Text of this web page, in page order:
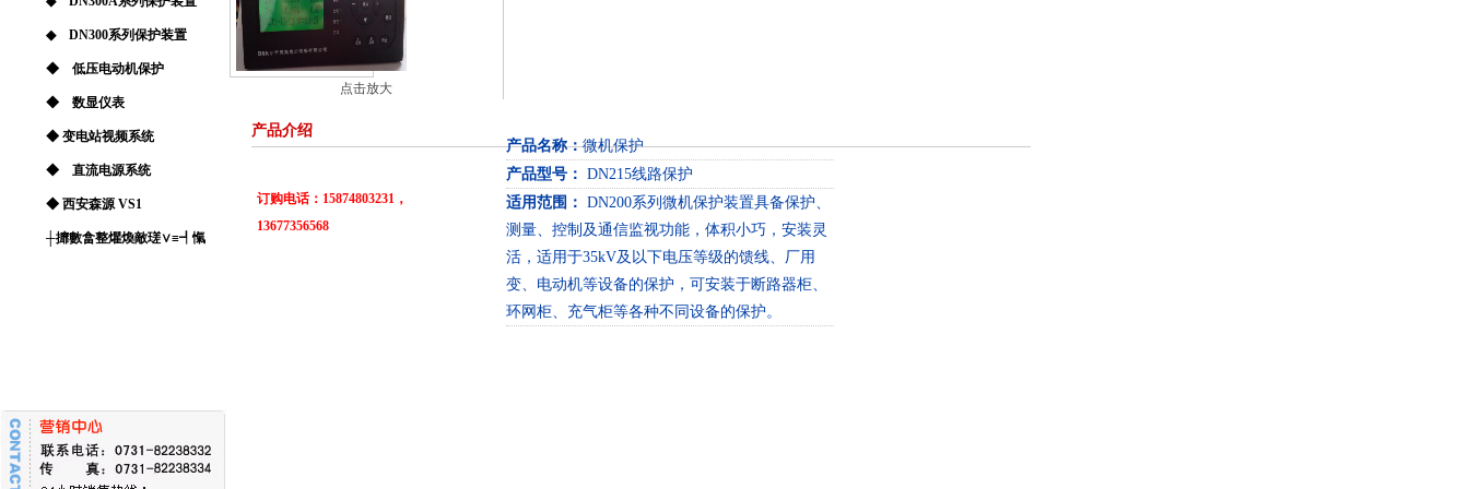
◆ DN300系列保护装置
◆ 低压电动机保护
◆ 数显仪表
◆ 变电站视频系统
◆ 直流电源系统
◆ 西安森源 VS1
┼攠數畣整爠煥敵瑳∨≡┩愾
点击放大
产品名称：微机保护
产品型号： DN215线路保护
适用范围： DN200系列微机保护装置具备保护、
测量、控制及通信监视功能，体积小巧，安装灵
活，适用于35kV及以下电压等级的馈线、厂用
变、电动机等设备的保护，可安装于断路器柜、
环网柜、充气柜等各种不同设备的保护。
产品介绍
订购电话：15874803231，
13677356568